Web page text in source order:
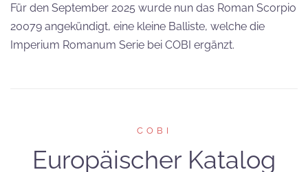
Für den September 2025 wurde nun das Roman Scorpio
20079 angekündigt, eine kleine Balliste, welche die
Imperium Romanum Serie bei COBI ergänzt.
COBI
Europäischer Katalog